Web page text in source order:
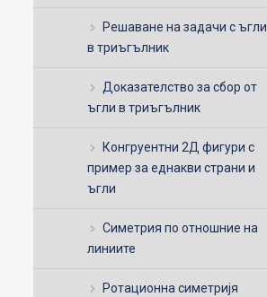
Решаване на задачи с ъгли
в триъгълник
Доказателство за сбор от
ъгли в триъгълник
Конгруентни 2Д фигури с
пример за еднакви страни и
ъгли
Симетрия по отношние на
линиите
Ротационна симетријя